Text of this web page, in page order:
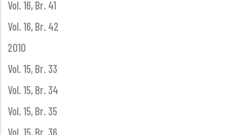
Vol. 16, Br. 41
Vol. 16, Br. 42
2010
Vol. 15, Br. 33
Vol. 15, Br. 34
Vol. 15, Br. 35
Vol. 15, Br. 36